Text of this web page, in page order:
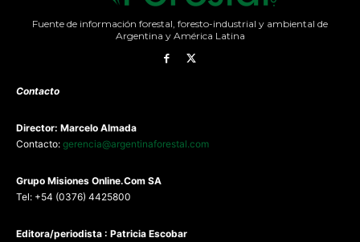
Fuente de información forestal, foresto-industrial y ambiental de
Argentina y América Latina
Contacto
Director: Marcelo Almada
Contacto: gerencia@argentinaforestal.com
Grupo Misiones Online.Com SA
Tel: +54 (0376) 4425800
Editora/periodista : Patricia Escobar